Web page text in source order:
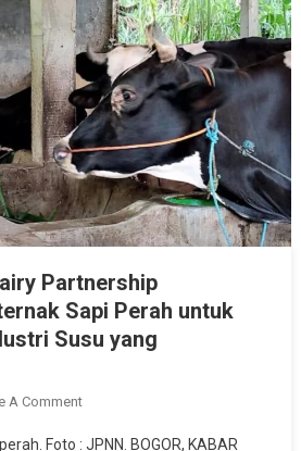
Partnership
Sapi Perah untuk
Susu yang
A CommentOn
Foto : JPNN. BOGOR, KABAR